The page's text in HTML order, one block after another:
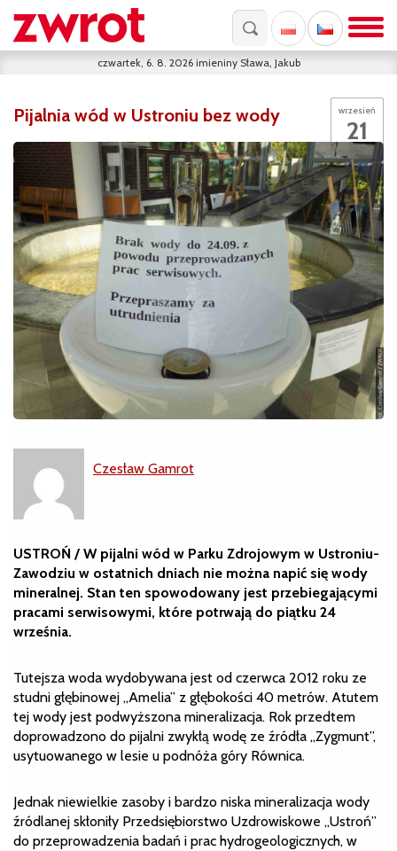
czwartek, 6. 8. 2026 imieniny Sława, Jakub
wrzesień
21
2021
Pijalnia wód w Ustroniu bez wody
Czesław Gamrot
USTROŃ / W pijalni wód w Parku Zdrojowym w Ustroniu-
Zawodziu w ostatnich dniach nie można napić się wody
mineralnej. Stan ten spowodowany jest przebiegającymi
pracami serwisowymi, które potrwają do piątku 24
września.
Tutejsza woda wydobywana jest od czerwca 2012 roku ze
studni głębinowej „Amelia” z głębokości 40 metrów. Atutem
tej wody jest podwyższona mineralizacja. Rok przedtem
doprowadzono do pijalni zwykłą wodę ze źródła „Zygmunt”,
usytuowanego w lesie u podnóża góry Równica.
Jednak niewielkie zasoby i bardzo niska mineralizacja wody
źródlanej skłoniły Przedsiębiorstwo Uzdrowiskowe „Ustroń”
do przeprowadzenia badań i prac hydrogeologicznych, w